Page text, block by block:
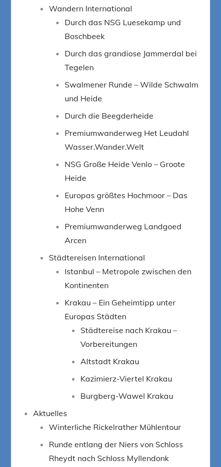
Wandern International
Durch das NSG Luesekamp und
Boschbeek
Durch das grandiose Jammerdal bei
Tegelen
Swalmener Runde – Wilde Schwalm
und Heide
Durch die Beegderheide
Premiumwanderweg Het Leudahl
Wasser.Wander.Welt
NSG Große Heide Venlo – Groote
Heide
Europas größtes Hochmoor – Das
Hohe Venn
Premiumwanderweg Landgoed
Arcen
Städtereisen International
Istanbul – Metropole zwischen den
Kontinenten
Krakau – Ein Geheimtipp unter
Europas Städten
Städtereise nach Krakau –
Vorbereitungen
Altstadt Krakau
Kazimierz-Viertel Krakau
Burgberg-Wawel Krakau
Aktuelles
Winterliche Rickelrather Mühlentour
Runde entlang der Niers von Schloss
Rheydt nach Schloss Myllendonk